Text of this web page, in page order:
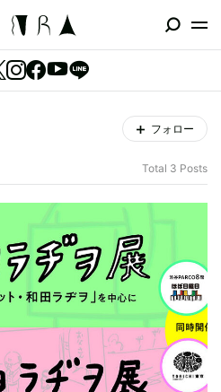
フォロー
Total 3 Posts